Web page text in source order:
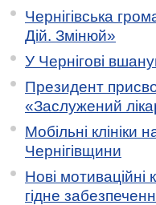
Чернігівська
Дій. Змінюй»
У Чернігові
Президент
«Заслужений
Мобільні
Чернігівщини
Нові мотиваційні
гідне